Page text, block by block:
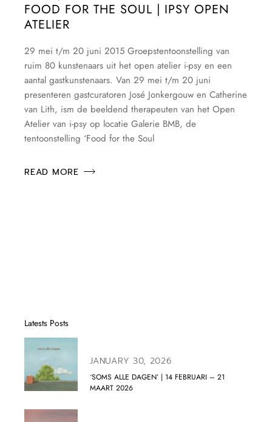
FOOD FOR THE SOUL | IPSY OPEN
ATELIER
29 mei t/m 20 juni 2015 Groepstentoonstelling van
ruim 80 kunstenaars uit het open atelier i-psy en een
aantal gastkunstenaars. Van 29 mei t/m 20 juni
presenteren gastcuratoren José Jonkergouw en Catherine
van Lith, ism de beeldend therapeuten van het Open
Atelier van i-psy op locatie Galerie BMB, de
tentoonstelling ‘Food for the Soul
READ MORE
Latests Posts
JANUARY 30, 2026
‘SOMS ALLE DAGEN’ | 14 FEBRUARI – 21
MAART 2026